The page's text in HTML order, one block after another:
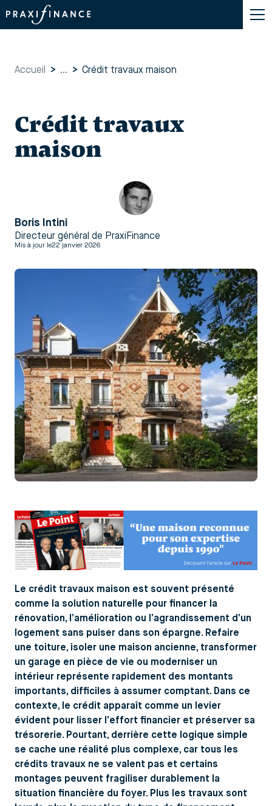
Accueil > ... > Crédit travaux maison
Crédit travaux
maison
Boris Intini
Directeur général de PraxiFinance
Mis à jour le22 janvier 2026
Le crédit travaux maison est souvent présenté
comme la solution naturelle pour financer la
rénovation, l’amélioration ou l’agrandissement d’un
logement sans puiser dans son épargne. Refaire
une toiture, isoler une maison ancienne, transformer
un garage en pièce de vie ou moderniser un
intérieur représente rapidement des montants
importants, difficiles à assumer comptant. Dans ce
contexte, le crédit apparaît comme un levier
évident pour lisser l’effort financier et préserver sa
trésorerie. Pourtant, derrière cette logique simple
se cache une réalité plus complexe, car tous les
crédits travaux ne se valent pas et certains
montages peuvent fragiliser durablement la
situation financière du foyer. Plus les travaux sont